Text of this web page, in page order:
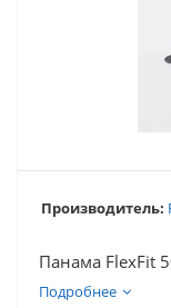
Производитель:
Панама FlexFit
Подробнее